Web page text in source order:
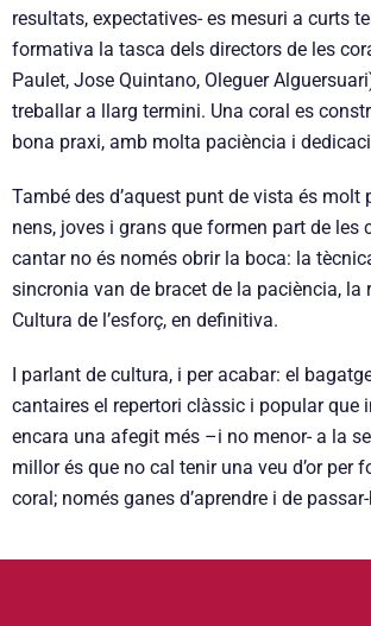
resultats, expectatives- es mesuri a curts
formativa la tasca dels directors de les
Paulet, Jose Quintano, Oleguer
treballar a llarg termini. Una coral es
bona praxi, amb molta paciència i
També des d’aquest punt de vista és molt
nens, joves i grans que formen part de les
cantar no és només obrir la boca: la
sincronia van de bracet de la paciència, la
Cultura de l’esforç, en definitiva.
I parlant de cultura, i per acabar: el
cantaires el repertori clàssic i popular que
encara una afegit més –i no menor- a la
millor és que no cal tenir una veu d’or per
coral; només ganes d’aprendre i de